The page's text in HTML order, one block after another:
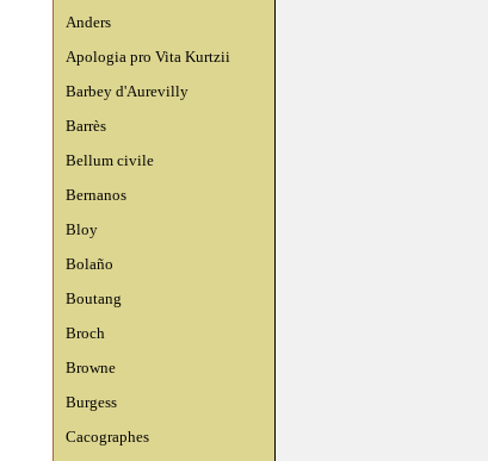
Anders
Apologia pro Vita Kurtzii
Barbey d'Aurevilly
Barrès
Bellum civile
Bernanos
Bloy
Bolaño
Boutang
Broch
Browne
Burgess
Cacographes